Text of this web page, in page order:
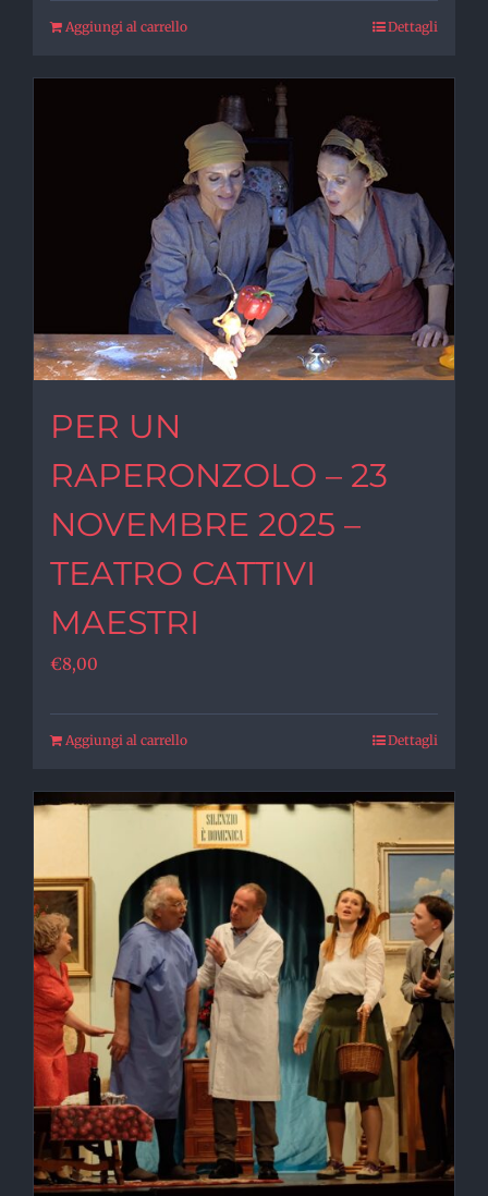
Aggiungi al carrello Dettagli
PER UN
RAPERONZOLO – 23
NOVEMBRE 2025 –
TEATRO CATTIVI
MAESTRI
€8,00
Aggiungi al carrello Dettagli